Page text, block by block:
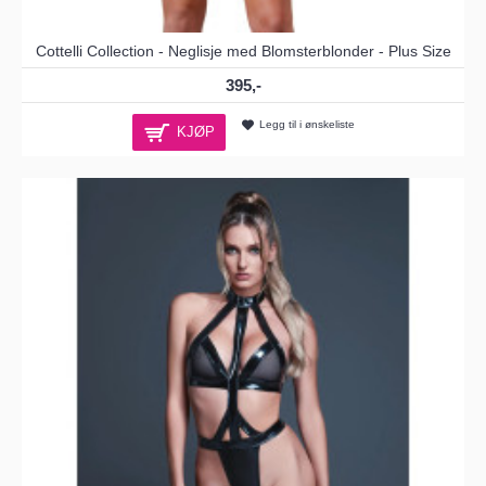
Cottelli Collection - Neglisje med Blomsterblonder - Plus Size
395,-
KJØP Legg til i ønskeliste